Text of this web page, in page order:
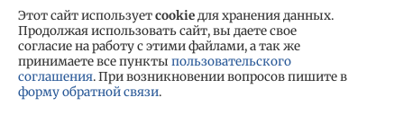
Этот сайт используетcookieдля хранения данных.
Продолжая использовать сайт, вы даете свое
согласие на работу с этими файлами, а так же
принимаете все пункты пользовательского
соглашения. При возникновении вопросов пишите в
форму обратной связи.